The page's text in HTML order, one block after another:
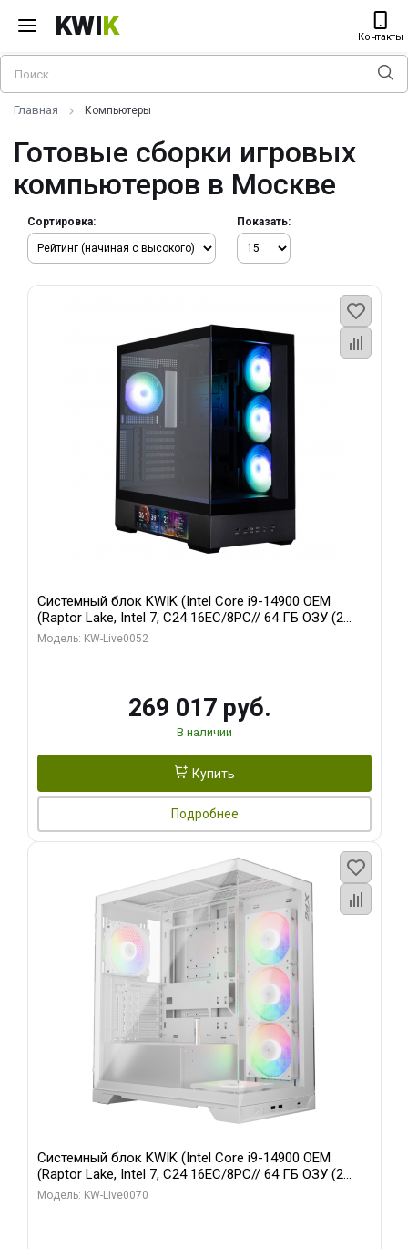
KWIK Контакты
Главная Компьютеры
Готовые сборки игровых
компьютеров в Москве
Сортировка: Показать:
Системный блок KWIK (Intel Core i9-14900 OEM
(Raptor Lake, Intel 7, C24 16EC/8PC// 64 ГБ ОЗУ (2
модуля)/ Palit RTX5080 GAMINGPRO OC 16GB GDDR7
Модель: KW-Live0052
269 017 руб.
В наличии
Купить
Подробнее
Системный блок KWIK (Intel Core i9-14900 OEM
(Raptor Lake, Intel 7, C24 16EC/8PC// 64 ГБ ОЗУ (2
модуля)/ Gigabyte RTX5080 XTREME WATERFORCE
Модель: KW-Live0070